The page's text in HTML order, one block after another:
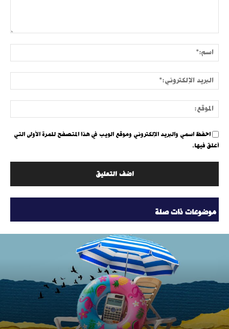
احفظ اسمي والبريد الإلكتروني وموقع الويب في هذا المتصفح للمرة الأولى التي
أعلق فيها.
موضوعات ذات صلة